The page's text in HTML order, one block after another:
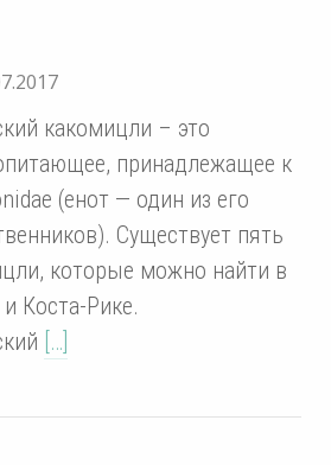
какомицли – это
принадлежащее к
(енот — один из его
Существует пять
которые можно найти в
Коста-Рике.
[…]